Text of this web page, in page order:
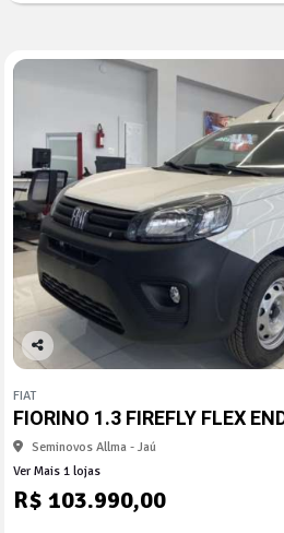
Co
arti
lhe
FIAT
FIORINO 1.3 FIREFLY FLEX
Seminovos Allma - Jaú
Ver Mais 1 lojas
R$ 103.990,00